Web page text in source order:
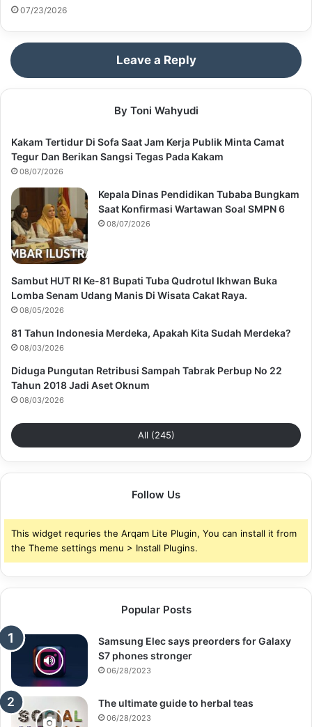
07/23/2026
Leave a Reply
By Toni Wahyudi
Kakam Tertidur Di Sofa Saat Jam Kerja Publik Minta Camat
Tegur Dan Berikan Sangsi Tegas Pada Kakam
08/07/2026
Kepala Dinas Pendidikan Tubaba Bungkam
Saat Konfirmasi Wartawan Soal SMPN 6
08/07/2026
Sambut HUT RI Ke-81 Bupati Tuba Qudrotul Ikhwan Buka
Lomba Senam Udang Manis Di Wisata Cakat Raya.
08/05/2026
81 Tahun Indonesia Merdeka, Apakah Kita Sudah Merdeka?
08/03/2026
Diduga Pungutan Retribusi Sampah Tabrak Perbup No 22
Tahun 2018 Jadi Aset Oknum
08/03/2026
All (245)
Follow Us
This widget requries the Arqam Lite Plugin, You can install it from
the Theme settings menu > Install Plugins.
Popular Posts
Samsung Elec says preorders for Galaxy
S7 phones stronger
06/28/2023
The ultimate guide to herbal teas
06/28/2023